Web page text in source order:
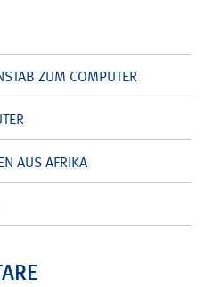
ZUM COMPUTER
AUS AFRIKA